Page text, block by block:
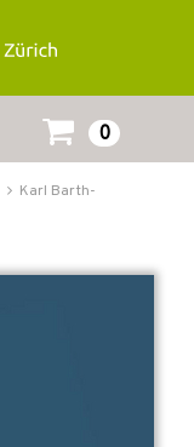
0
Karl Barth-